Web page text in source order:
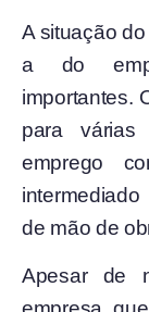
A situação
a do
importantes.
para
emprego
de mão de
Apesar de